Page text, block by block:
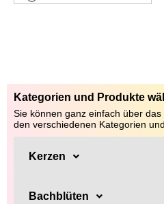
Kategorien und Produkte
Sie können ganz einfach über
den verschiedenen Kategorien
Kerzen
Bachblüten